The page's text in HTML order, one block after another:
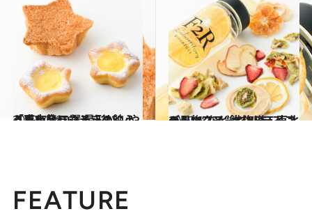
2019.7.28
「東京ソラマチ」の映える手土産10選 星形パンやうちわ飴に心ときめく！
グルメ 2019.6.15
デトックス“飲むドライフルーツ”など 北海道・東北の果物スイーツBEST7
グルメ
FEATURE